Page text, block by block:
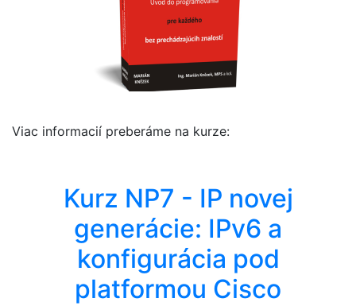
Viac informacií preberáme na kurze:
Kurz NP7 - IP novej
generácie: IPv6 a
konfigurácia pod
platformou Cisco